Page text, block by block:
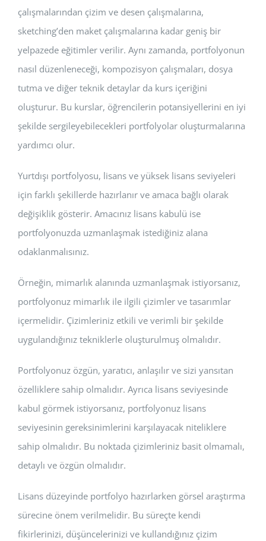
çalışmalarından çizim ve desen çalışmalarına,
sketching’den maket çalışmalarına kadar geniş bir
yelpazede eğitimler verilir. Aynı zamanda, portfolyonun
nasıl düzenleneceği, kompozisyon çalışmaları, dosya
tutma ve diğer teknik detaylar da kurs içeriğini
oluşturur. Bu kurslar, öğrencilerin potansiyellerini en iyi
şekilde sergileyebilecekleri portfolyolar oluşturmalarına
yardımcı olur.
Yurtdışı portfolyosu, lisans ve yüksek lisans seviyeleri
için farklı şekillerde hazırlanır ve amaca bağlı olarak
değişiklik gösterir. Amacınız lisans kabulü ise
portfolyonuzda uzmanlaşmak istediğiniz alana
odaklanmalısınız.
Örneğin, mimarlık alanında uzmanlaşmak istiyorsanız,
portfolyonuz mimarlık ile ilgili çizimler ve tasarımlar
içermelidir. Çizimleriniz etkili ve verimli bir şekilde
uygulandığınız tekniklerle oluşturulmuş olmalıdır.
Portfolyonuz özgün, yaratıcı, anlaşılır ve sizi yansıtan
özelliklere sahip olmalıdır. Ayrıca lisans seviyesinde
kabul görmek istiyorsanız, portfolyonuz lisans
seviyesinin gereksinimlerini karşılayacak niteliklere
sahip olmalıdır. Bu noktada çizimleriniz basit olmamalı,
detaylı ve özgün olmalıdır.
Lisans düzeyinde portfolyo hazırlarken görsel araştırma
sürecine önem verilmelidir. Bu süreçte kendi
fikirlerinizi, düşüncelerinizi ve kullandığınız çizim